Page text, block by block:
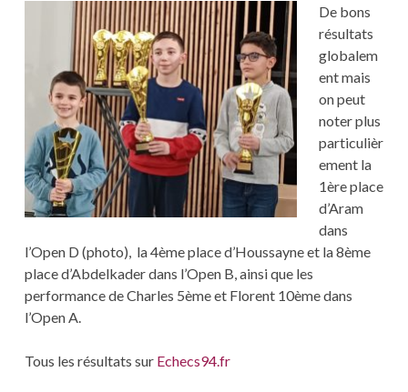
De bons
résultats
globalem
ent mais
on peut
noter plus
particulièr
ement la
1ère place
d’Aram
dans
l’Open D (photo), la 4ème place d’Houssayne et la 8ème
place d’Abdelkader dans l’Open B, ainsi que les
performance de Charles 5ème et Florent 10ème dans
l’Open A.
Tous les résultats sur Echecs94.fr